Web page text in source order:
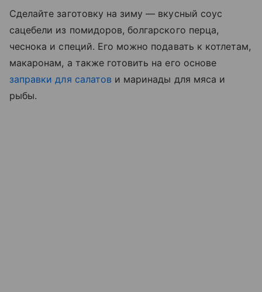
Сделайте заготовку на зиму — вкусный соус
сацебели из помидоров, болгарского перца,
чеснока и специй. Его можно подавать к котлетам,
макаронам, а также готовить на его основе
заправки для салатов и маринады для мяса и
рыбы.